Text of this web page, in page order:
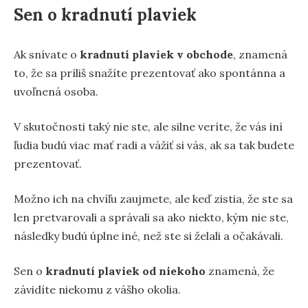
Sen o kradnutí plaviek
Ak snívate o kradnutí plaviek v obchode, znamená
to, že sa príliš snažíte prezentovať ako spontánna a
uvoľnená osoba.
V skutočnosti taký nie ste, ale silne veríte, že vás iní
ľudia budú viac mať radi a vážiť si vás, ak sa tak budete
prezentovať.
Možno ich na chvíľu zaujmete, ale keď zistia, že ste sa
len pretvarovali a správali sa ako niekto, kým nie ste,
následky budú úplne iné, než ste si želali a očakávali.
Sen o kradnutí plaviek od niekoho znamená, že
závidíte niekomu z vášho okolia.